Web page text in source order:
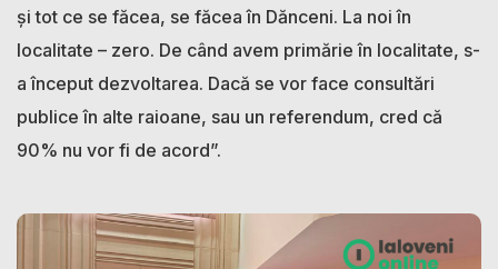
și tot ce se făcea, se făcea în Dănceni. La noi în
localitate – zero. De când avem primărie în localitate, s-
a început dezvoltarea. Dacă se vor face consultări
publice în alte raioane, sau un referendum, cred că
90% nu vor fi de acord”.